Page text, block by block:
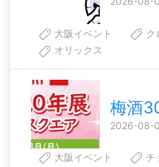
大阪イベント
ク
オリックス
梅酒
2026-08-
大阪イベント
チ